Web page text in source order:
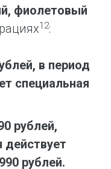
фиолетовый
12:
в период
специальная
рублей,
действует
рублей.